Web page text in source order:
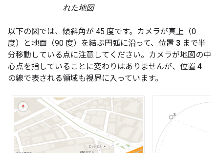
れた地図
以下の図では、傾斜角が 45 度です。カメラが真上（0
度）と地面（90 度）を結ぶ円弧に沿って、位置 3 まで半
分移動している点に注意してください。カメラが地図の中
心点を指していることに変わりはありませんが、位置 4
の線で表される領域も視界に入っています。